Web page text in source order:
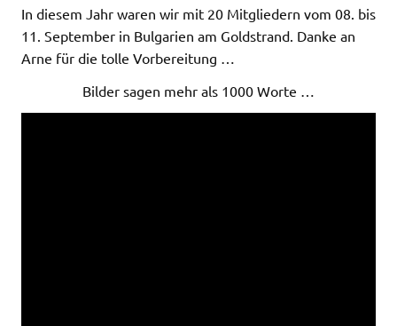
In diesem Jahr waren wir mit 20 Mitgliedern vom 08. bis
11. September in Bulgarien am Goldstrand. Danke an
Arne für die tolle Vorbereitung …
Bilder sagen mehr als 1000 Worte …